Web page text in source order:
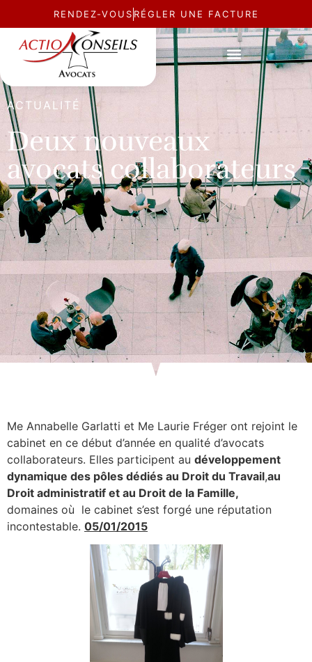
RENDEZ-VOUS RÉGLER UNE FACTURE
ACTUALITÉ
Deux nouveaux
avocats collaborateurs
Me Annabelle Garlatti et Me Laurie Fréger ont rejoint le
cabinet en ce début d’année en qualité d’avocats
collaborateurs. Elles participent au développement
dynamique des pôles dédiés au Droit du Travail,au
Droit administratif et au Droit de la Famille,
domaines où le cabinet s’est forgé une réputation
incontestable. 05/01/2015